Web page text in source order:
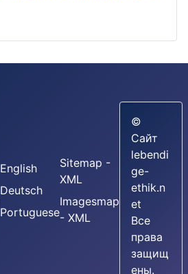
English
Deutsch
Portuguese
Sitemap -
XML
Imagesmap
- XML
©
Сайт
lebendi
ge-
ethik.n
et
Все
права
защищ
ены.